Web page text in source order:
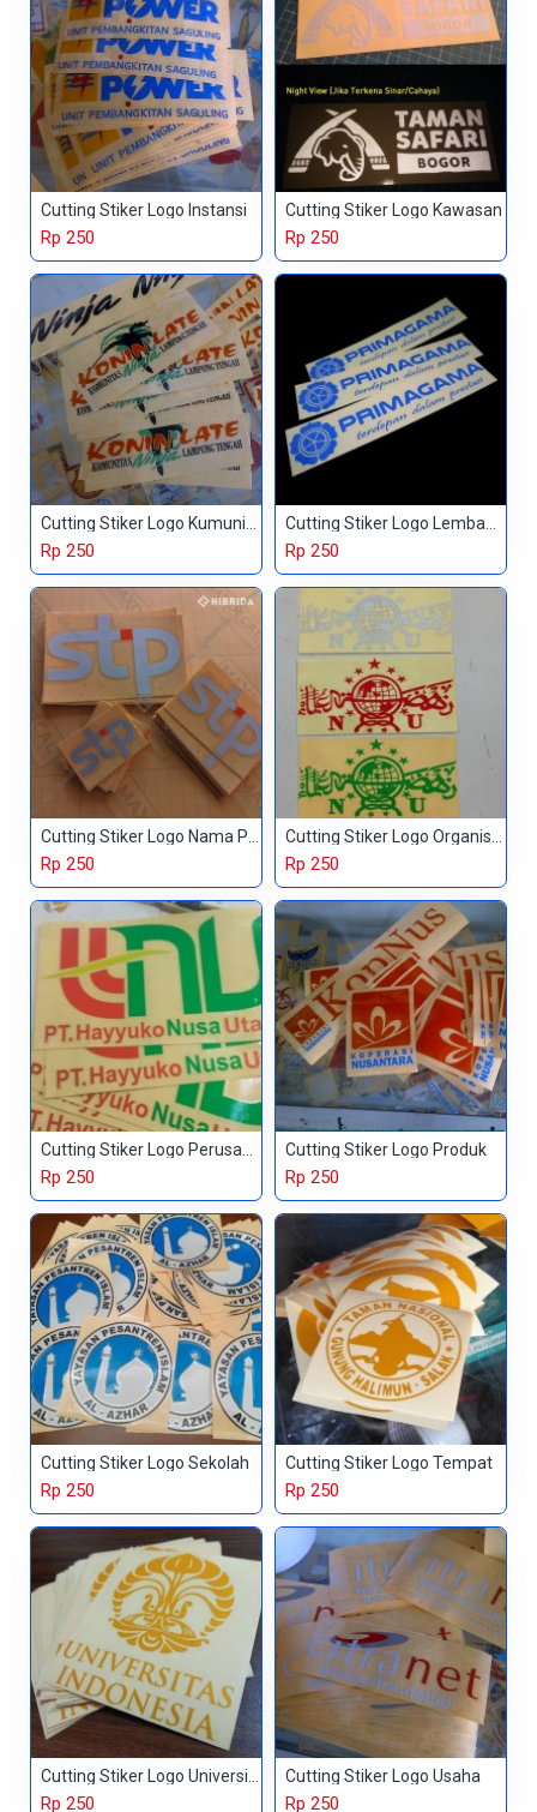
Cutting Stiker Logo Instansi
Rp 250
Cutting Stiker Logo Kawasan
Rp 250
Cutting Stiker Logo Kumunitas
Rp 250
Cutting Stiker Logo Lembaga Pendidikan
Rp 250
Rp 250 Rp 250
Rp 250
Cutting Stiker Logo Produk
Rp 250
Cutting Stiker Logo Sekolah
Rp 250
Cutting Stiker Logo Tempat
Rp 250
Rp 250
Cutting Stiker Logo Usaha
Rp 250